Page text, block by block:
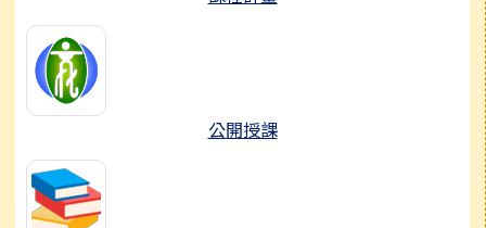
公開授課